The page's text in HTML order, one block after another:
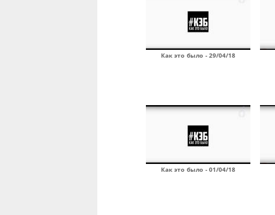
Как это было - 29/04/18
Как это было - 01/04/18